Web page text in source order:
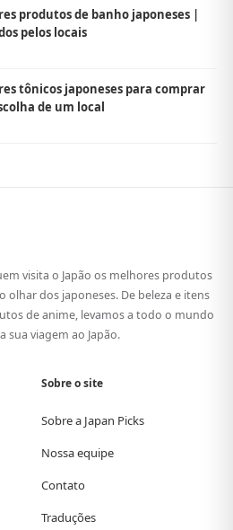
produtos de banho japoneses |
pelos locais
tônicos japoneses para comprar
de um local
visita o Japão os melhores produtos
olhar dos japoneses. De beleza e itens
de anime, levamos a todo o mundo
sua viagem ao Japão.
Sobre o site
Sobre a Japan Picks
Nossa equipe
Contato
Traduções